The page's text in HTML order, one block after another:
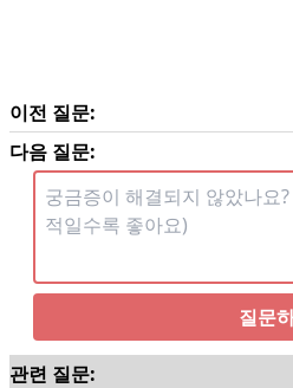
이전 질문:
다음 질문:
질문
관련 질문: